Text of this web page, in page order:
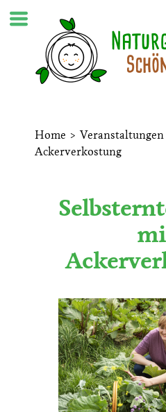
Home >Veranstaltungen
Ackerverkostung